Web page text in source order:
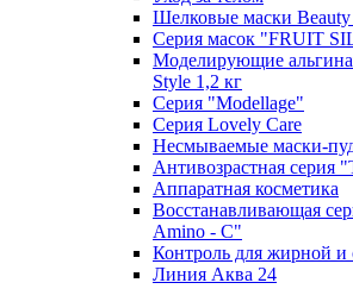
Шелковые маски Beauty
Серия масок "FRUIT
Моделирующие
Style 1,2 кг
Серия "Modellage"
Cерия Lovely Care
Несмываемые маски-
Антивозрастная серия
Аппаратная косметика
Восстанавливающая
Amino - C"
Контроль для жирной
Линия Аква 24